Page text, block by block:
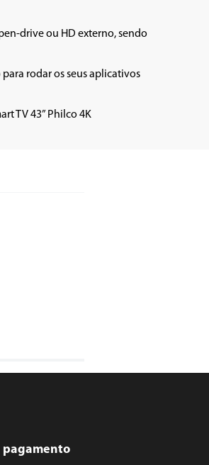
drive ou HD externo, sendo
rodar os seus aplicativos
TV 43” Philco 4K
pagamento